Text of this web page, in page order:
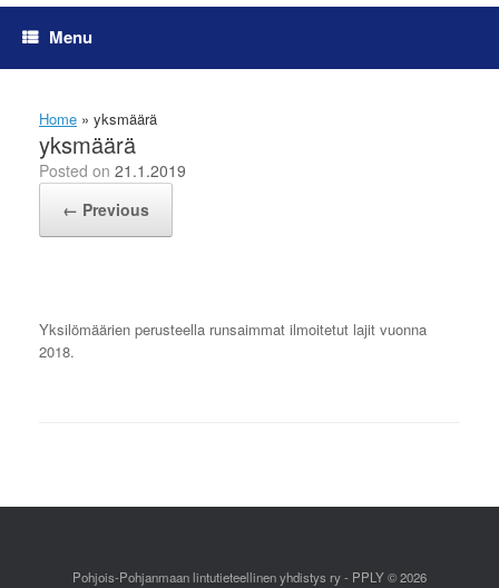
Menu
Home » yksmäärä
yksmäärä
Posted on 21.1.2019
← Previous
Yksilömäärien perusteella runsaimmat ilmoitetut lajit vuonna
2018.
Pohjois-Pohjanmaan lintutieteellinen yhdistys ry - PPLY © 2026